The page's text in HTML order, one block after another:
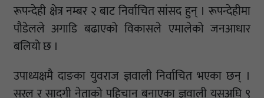
रूपन्देही क्षेत्र नम्बर २ बाट निर्वाचित सांसद हुन् । रूपन्देहीमा
पौडेलले अगाडि बढाएको विकासले एमालेको जनआधार
बलियो छ ।
उपाध्यक्षमै दाङका युवराज ज्ञवाली निर्वाचित भएका छन् ।
सरल र सादगी नेताको पहिचान बनाएका ज्ञवाली यसअघि ९